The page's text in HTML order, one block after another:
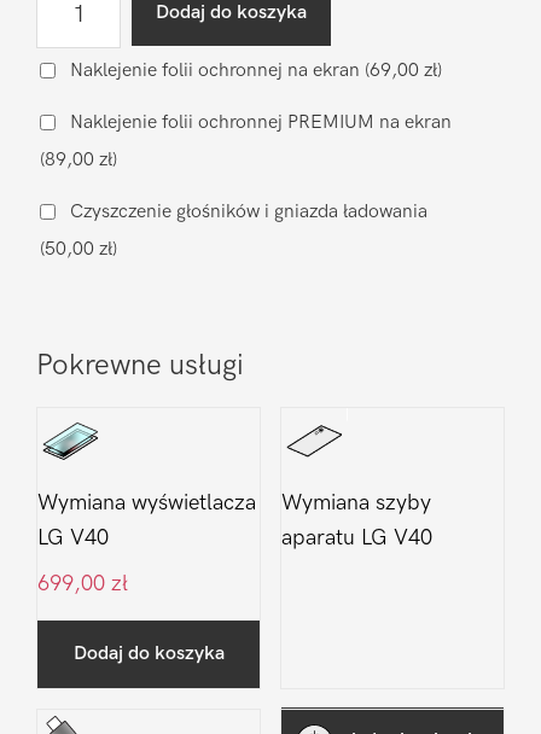
oprogramowania
V40
Dodaj do koszyka
Naklejenie folii ochronnej na ekran (69,00 zł)
Naklejenie folii ochronnej PREMIUM na ekran
(89,00 zł)
Czyszczenie głośników i gniazda ładowania
(50,00 zł)
Pokrewne usługi
Wymiana wyświetlacza
LG V40
699,00 zł
Dodaj do koszyka
Wymiana szyby
aparatu LG V40